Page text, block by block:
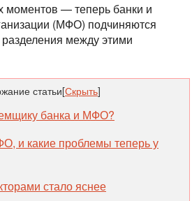
— теперь банки и
(МФО) подчиняются
между этими
статьи[Скрыть]
банка и МФО?
и какие проблемы теперь у
стало яснее